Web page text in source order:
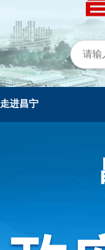
走进昌宁